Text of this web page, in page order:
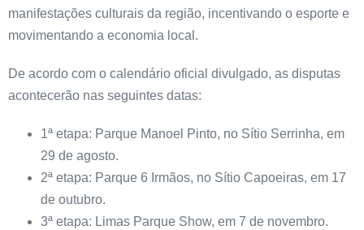
manifestações culturais da região, incentivando o esporte e
movimentando a economia local.
De acordo com o calendário oficial divulgado, as disputas
acontecerão nas seguintes datas:
1ª etapa: Parque Manoel Pinto, no Sítio Serrinha, em
29 de agosto.
2ª etapa: Parque 6 Irmãos, no Sítio Capoeiras, em 17
de outubro.
3ª etapa: Limas Parque Show, em 7 de novembro.